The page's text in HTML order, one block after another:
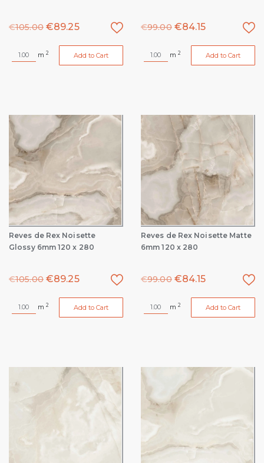
€105.00 €89.25
m 2 Add to Cart
€99.00 €84.15
m 2 Add to Cart
Reves de Rex Noisette
Glossy 6mm 120 x 280
€105.00 €89.25
m 2 Add to Cart
Reves de Rex Noisette Matte
6mm 120 x 280
€99.00 €84.15
m 2 Add to Cart